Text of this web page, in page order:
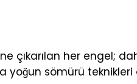
çıkarılan her engel;
yoğun sömürü